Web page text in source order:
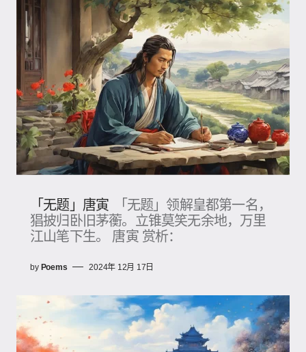
「无题」唐寅
「无题」领解皇都第一名，
猖披归卧旧茅蘅。立锥莫笑无余地，万里
江山笔下生。 唐寅 赏析：
by Poems 2024年 12月 17日